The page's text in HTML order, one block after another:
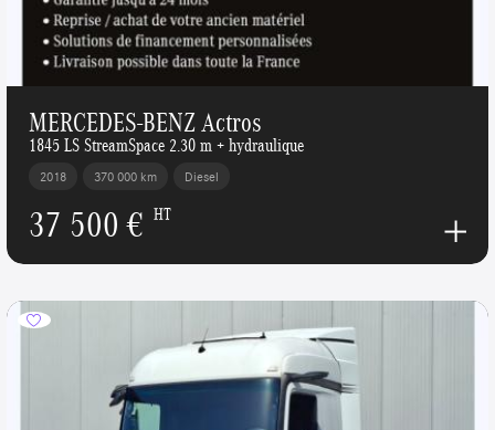
MERCEDES-BENZ Actros
1845 LS StreamSpace 2.30 m + hydraulique
2018 370 000 km Diesel
37 500 € HT